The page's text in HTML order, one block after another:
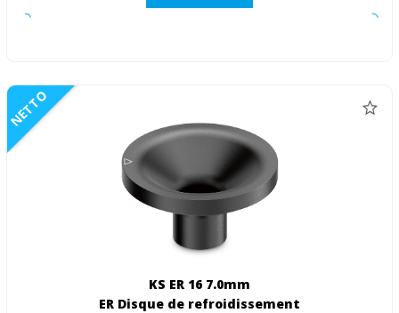
NETTO
KS ER 16 7.0mm
ER Disque de refroidissement